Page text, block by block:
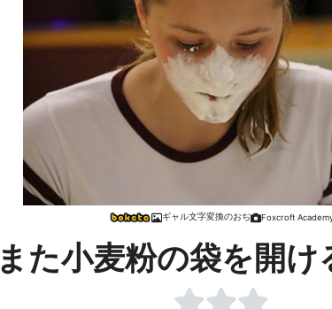
ギャル文字変換のおぢ Foxcroft
また小麦粉の袋を開け